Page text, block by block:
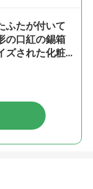
ふたが付いて
の口紅の錫箱
ズされた化粧